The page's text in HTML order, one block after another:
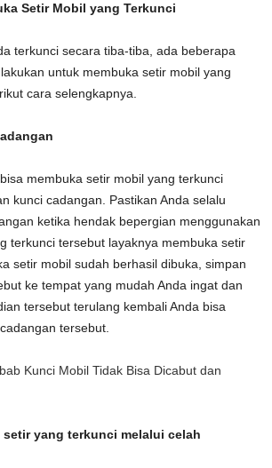
Setir Mobil yang Terkunci
terkunci secara tiba-tiba, ada beberapa
untuk membuka setir mobil yang
cara selengkapnya.
membuka setir mobil yang terkunci
kunci cadangan. Pastikan Anda selalu
ketika hendak bepergian menggunakan
terkunci tersebut layaknya membuka setir
setir mobil sudah berhasil dibuka, simpan
ke tempat yang mudah Anda ingat dan
tersebut terulang kembali Anda bisa
tersebut.
Kunci Mobil Tidak Bisa Dicabut dan
yang terkunci melalui celah